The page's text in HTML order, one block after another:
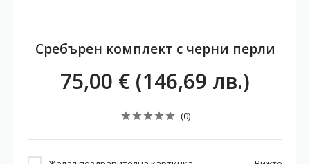
Сребърен комплект с черни перли
75,00 € (146,69 лв.)
(0)